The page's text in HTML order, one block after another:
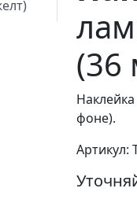
(36
фоне).
Артикул: